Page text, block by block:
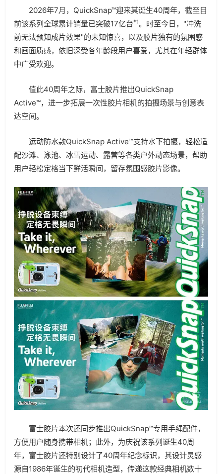
2026年7月，QuickSnap™迎来其诞生40周年，截至目
前该系列全球累计销量已突破17亿台*1。时至今日，"冲洗
前无法预知成片效果"的未知惊喜，以及胶片独有的氛围感
和画面质感，依旧深受各年龄段用户喜爱，尤其在年轻群体
中广受欢迎。
值此40周年之际，富士胶片推出QuickSnap
Active™，进一步拓展一次性胶片相机的拍摄场景与创意表
达空间。
运动防水款QuickSnap Active™支持水下拍摄，轻松适
配沙滩、泳池、冰雪运动、露营等各类户外动态场景，帮助
用户轻松定格当下鲜活瞬间，留存氛围感胶片影像。
富士胶片本次还同步推出QuickSnap™专用手绳配件，
方便用户随身携带相机；此外，为庆祝该系列诞生40周
年，富士胶片还特别设计了40周年纪念标识，其设计灵感
源自1986年诞生的初代相机造型，传递这款经典相机数十